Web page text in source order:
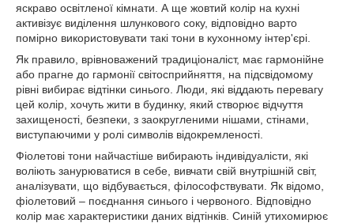
яскраво освітленої кімнати. А ще жовтий колір на кухні
активізує виділення шлункового соку, відповідно варто
помірно використовувати такі тони в кухонному інтер'єрі.
Як правило, врівноважений традиціоналіст, має гармонійне
або прагне до гармонії світосприйняття, на підсвідомому
рівні вибирає відтінки синього. Люди, які віддають перевагу
цей колір, хочуть жити в будинку, який створює відчуття
захищеності, безпеки, з заокругленими нішами, стінами,
виступаючими у ролі символів відокремленості.
Фіолетові тони найчастіше вибирають індивідуалісти, які
воліють занурюватися в себе, вивчати свій внутрішній світ,
аналізувати, що відбувається, філософствувати. Як відомо,
фіолетовий – поєднання синього і червоного. Відповідно
колір має характеристики даних відтінків. Синій утихомирює